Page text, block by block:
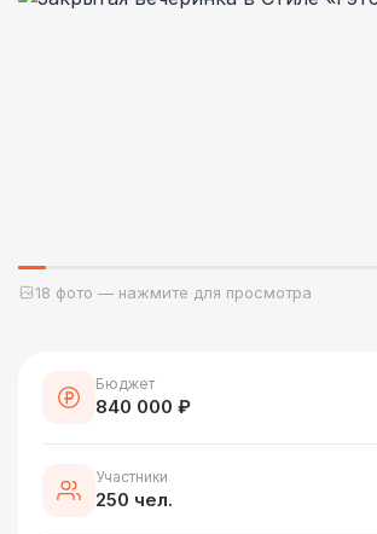
18 фото — нажмите для просмотра
Бюджет
840 000 ₽
Участники
250 чел.